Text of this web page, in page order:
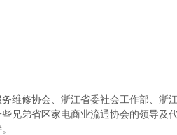
修协会、浙江省委社会工作部、浙
兄弟省区家电商业流通协会的领导及